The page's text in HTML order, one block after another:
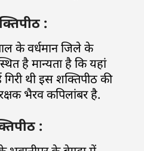
:
के वर्धमान जिले के
है मान्यता है कि यहां
थी इस शक्तिपीठ की
भैरव कपिलांबर है.
: